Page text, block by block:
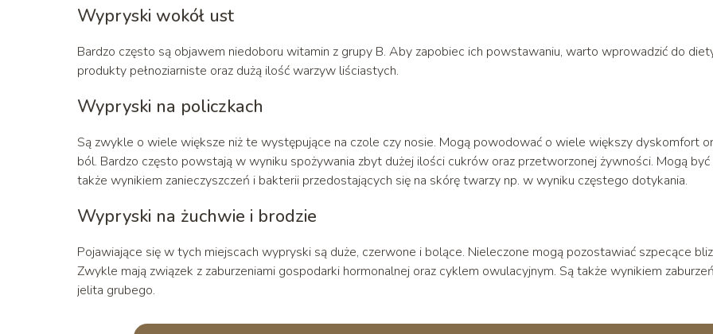
Wypryski wokół ust
Bardzo często są objawem niedoboru witamin z grupy B. Aby zapobiec ich powstawaniu, warto wprowadzić do
produkty pełnoziarniste oraz dużą ilość warzyw liściastych.
Wypryski na policzkach
Są zwykle o wiele większe niż te występujące na czole czy nosie. Mogą powodować o wiele większy dyskomfort
ból. Bardzo często powstają w wyniku spożywania zbyt dużej ilości cukrów oraz przetworzonej żywności. Mogą być
także wynikiem zanieczyszczeń i bakterii przedostających się na skórę twarzy np. w wyniku częstego dotykania.
Wypryski na żuchwie i brodzie
Pojawiające się w tych miejscach wypryski są duże, czerwone i bolące. Nieleczone mogą pozostawiać szpecące
Zwykle mają związek z zaburzeniami gospodarki hormonalnej oraz cyklem owulacyjnym. Są także wynikiem zaburzeń
jelita grubego.